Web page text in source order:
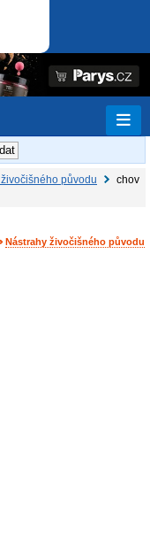
původu
chov
Nástrahy živočišného původu